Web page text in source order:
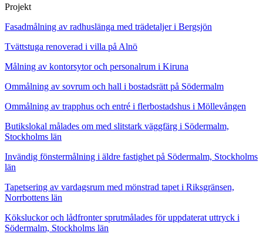
Projekt
Fasadmålning av radhuslänga med trädetaljer i Bergsjön
Tvättstuga renoverad i villa på Alnö
Målning av kontorsytor och personalrum i Kiruna
Ommålning av sovrum och hall i bostadsrätt på Södermalm
Ommålning av trapphus och entré i flerbostadshus i Möllevången
Butikslokal målades om med slitstark väggfärg i Södermalm,
Stockholms län
Invändig fönstermålning i äldre fastighet på Södermalm, Stockholms
län
Tapetsering av vardagsrum med mönstrad tapet i Riksgränsen,
Norrbottens län
Köksluckor och lådfronter sprutmålades för uppdaterat uttryck i
Södermalm, Stockholms län